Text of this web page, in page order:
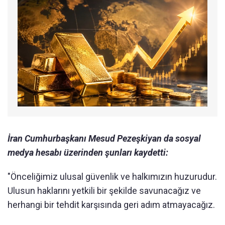
İran Cumhurbaşkanı Mesud Pezeşkiyan da sosyal
medya hesabı üzerinden şunları kaydetti:
"Önceliğimiz ulusal güvenlik ve halkımızın huzurudur.
Ulusun haklarını yetkili bir şekilde savunacağız ve
herhangi bir tehdit karşısında geri adım atmayacağız.